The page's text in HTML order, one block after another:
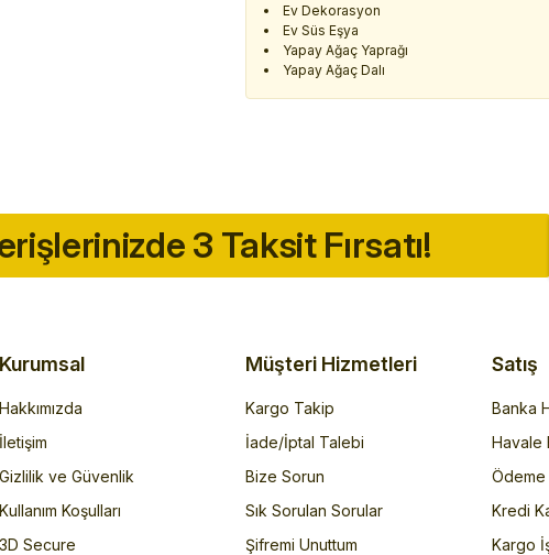
Ev Dekorasyon
Ev Süs Eşya
Yapay Ağaç Yaprağı
Yapay Ağaç Dalı
3 Taksit Fırsatı!
Kurumsal
Hakkımızda
İletişim
Gizlilik ve Güvenlik
Kullanım Koşulları
3D Secure
Müşteri Hizmetleri
Kargo Takip
İade/İptal Talebi
Bize Sorun
Sık Sorulan Sorular
Şifremi Unuttum
Satış
Banka
Havale
Kredi
Kargo